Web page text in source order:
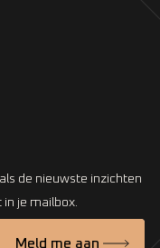
de nieuwste inzichten
je mailbox.